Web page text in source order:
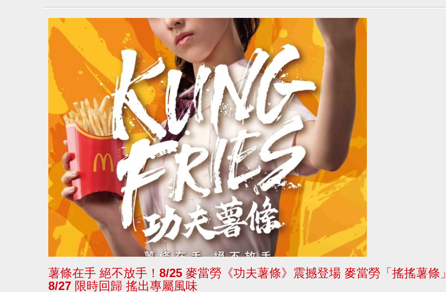
薯條在手 絕不放手！8/25 麥當勞《功夫薯條》震撼登場 麥當勞「搖搖薯條」
8/27 限時回歸 搖出專屬風味